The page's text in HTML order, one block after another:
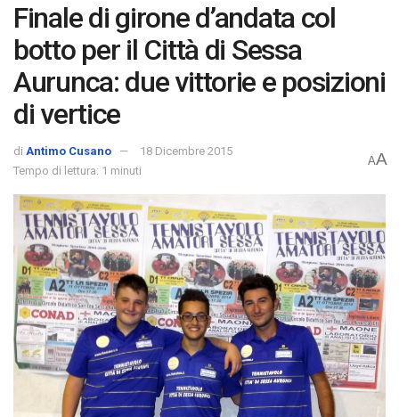
Finale di girone d’andata col
botto per il Città di Sessa
Aurunca: due vittorie e posizioni
di vertice
di Antimo Cusano
18 Dicembre 2015
Tempo di lettura: 1 minuti
AA